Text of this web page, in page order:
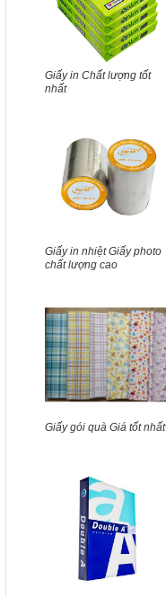
Giấy in Chất lượng tốt
nhất
Giấy in nhiệt Giấy photo
chất lượng cao
Giấy gói quà Giá tốt nhất